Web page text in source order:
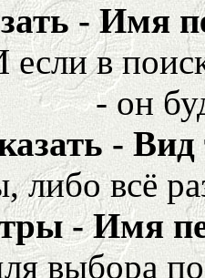
- Имя
в
- он
-
либо всё
- Имя
выбора